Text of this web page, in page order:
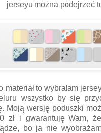
jerseyu można podejrzeć
materiał to wybrałam
wszystko by się
Moją wersję poduszki
zł i gwarantuję Wam,
bo ja nie